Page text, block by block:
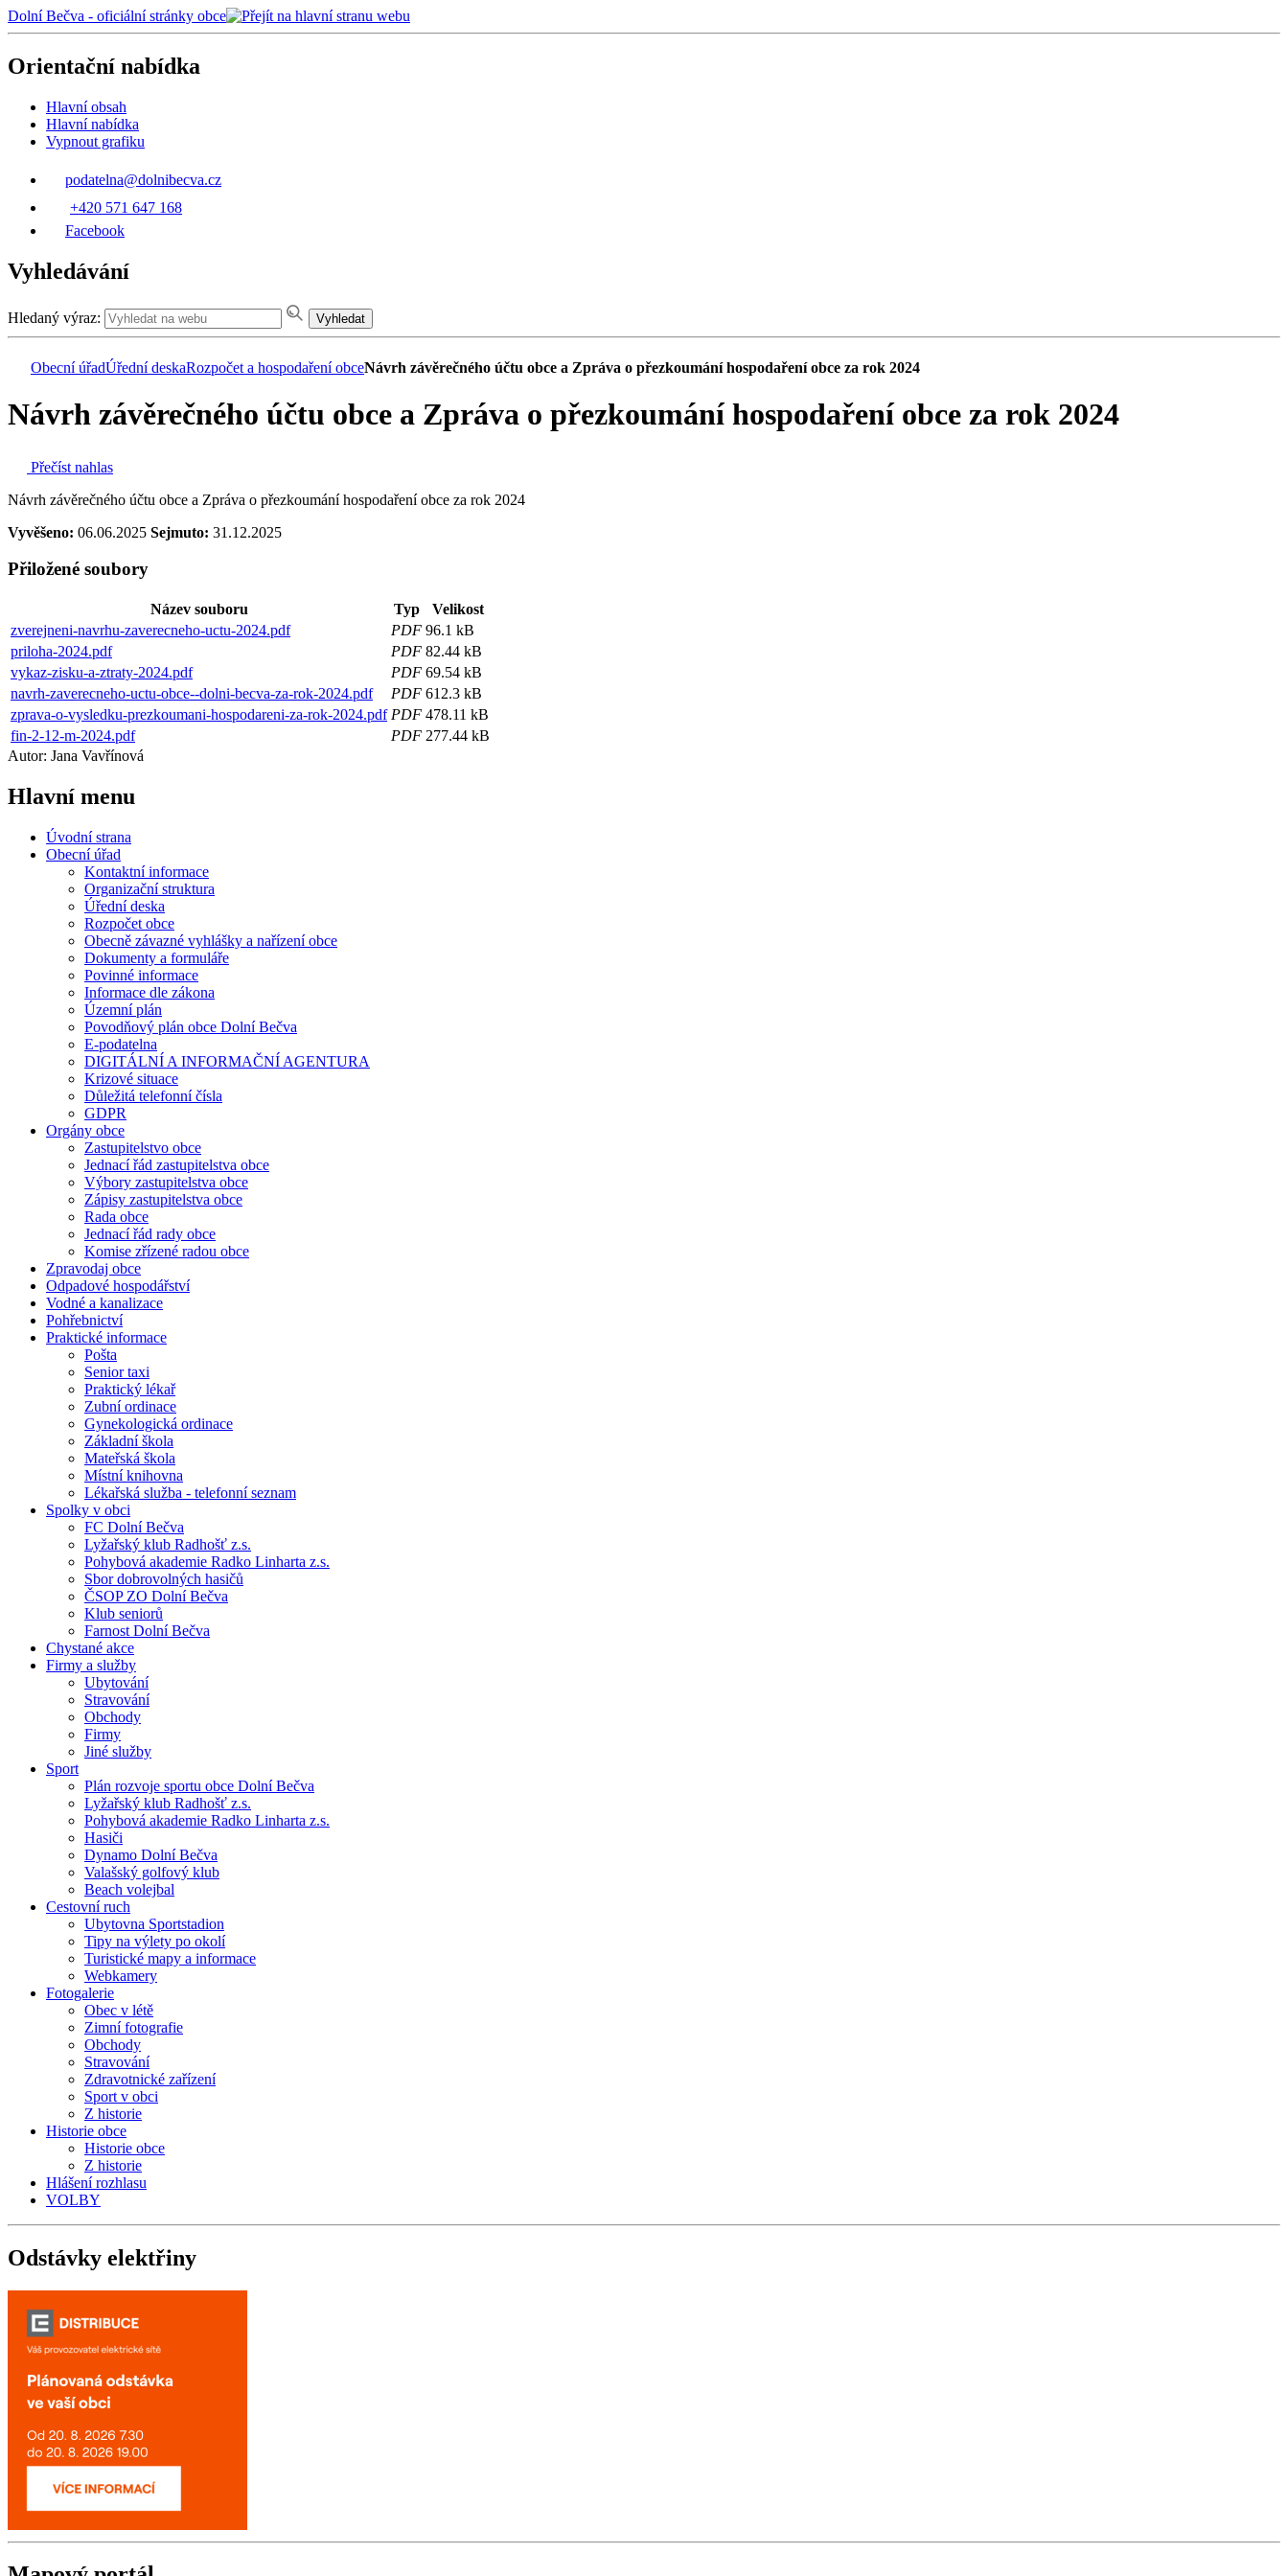
Dolní Bečva - oficiální stránky obce
Orientační nabídka
Hlavní obsah
Hlavní nabídka
Vypnout grafiku
podatelna@dolnibecva.cz
+420 571 647 168
Facebook
Vyhledávání
Hledaný výraz: Vyhledat
Obecní úřadÚřední deskaRozpočet a hospodaření obceNávrh závěrečného účtu obce a Zpráva o přezkoumání hospodaření obce za rok 2024
Návrh závěrečného účtu obce a Zpráva o přezkoumání hospodaření obce za rok 2024
Přečíst nahlas
Návrh závěrečného účtu obce a Zpráva o přezkoumání hospodaření obce za rok 2024
Vyvěšeno: 06.06.2025 Sejmuto: 31.12.2025
Přiložené soubory
Název souboru Typ
Velikost
zverejneni-navrhu-zaverecneho-uctu-2024.pdf
PDF 96.1 kB
priloha-2024.pdf
PDF 82.44 kB
vykaz-zisku-a-ztraty-2024.pdf
PDF 69.54 kB
navrh-zaverecneho-uctu-obce--dolni-becva-za-rok-2024.pdf
PDF 612.3 kB
zprava-o-vysledku-prezkoumani-hospodareni-za-rok-2024.pdf PDF 478.11 kB
fin-2-12-m-2024.pdf
PDF 277.44 kB
Autor: Jana Vavřínová
Hlavní menu
Úvodní strana
Obecní úřad
Kontaktní informace
Organizační struktura
Úřední deska
Rozpočet obce
Obecně závazné vyhlášky a nařízení obce
Dokumenty a formuláře
Povinné informace
Informace dle zákona
Územní plán
Povodňový plán obce Dolní Bečva
E-podatelna
DIGITÁLNÍ A INFORMAČNÍ AGENTURA
Krizové situace
Důležitá telefonní čísla
GDPR
Orgány obce
Zastupitelstvo obce
Jednací řád zastupitelstva obce
Výbory zastupitelstva obce
Zápisy zastupitelstva obce
Rada obce
Jednací řád rady obce
Komise zřízené radou obce
Zpravodaj obce
Odpadové hospodářství
Vodné a kanalizace
Pohřebnictví
Praktické informace
Pošta
Senior taxi
Praktický lékař
Zubní ordinace
Gynekologická ordinace
Základní škola
Mateřská škola
Místní knihovna
Lékařská služba - telefonní seznam
Spolky v obci
FC Dolní Bečva
Lyžařský klub Radhošť z.s.
Pohybová akademie Radko Linharta z.s.
Sbor dobrovolných hasičů
ČSOP ZO Dolní Bečva
Klub seniorů
Farnost Dolní Bečva
Chystané akce
Firmy a služby
Ubytování
Stravování
Obchody
Firmy
Jiné služby
Sport
Plán rozvoje sportu obce Dolní Bečva
Lyžařský klub Radhošť z.s.
Pohybová akademie Radko Linharta z.s.
Hasiči
Dynamo Dolní Bečva
Valašský golfový klub
Beach volejbal
Cestovní ruch
Ubytovna Sportstadion
Tipy na výlety po okolí
Turistické mapy a informace
Webkamery
Fotogalerie
Obec v létě
Zimní fotografie
Obchody
Stravování
Zdravotnické zařízení
Sport v obci
Z historie
Historie obce
Historie obce
Z historie
Hlášení rozhlasu
VOLBY
Odstávky elektřiny